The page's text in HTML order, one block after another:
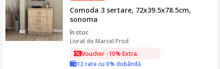
Comoda 3 sertare, 72x39.5x78.5cm,
sonoma
în stoc
Livrat deMarcel Prod
Voucher -10% Extra
12 rate cu 0% dobândă